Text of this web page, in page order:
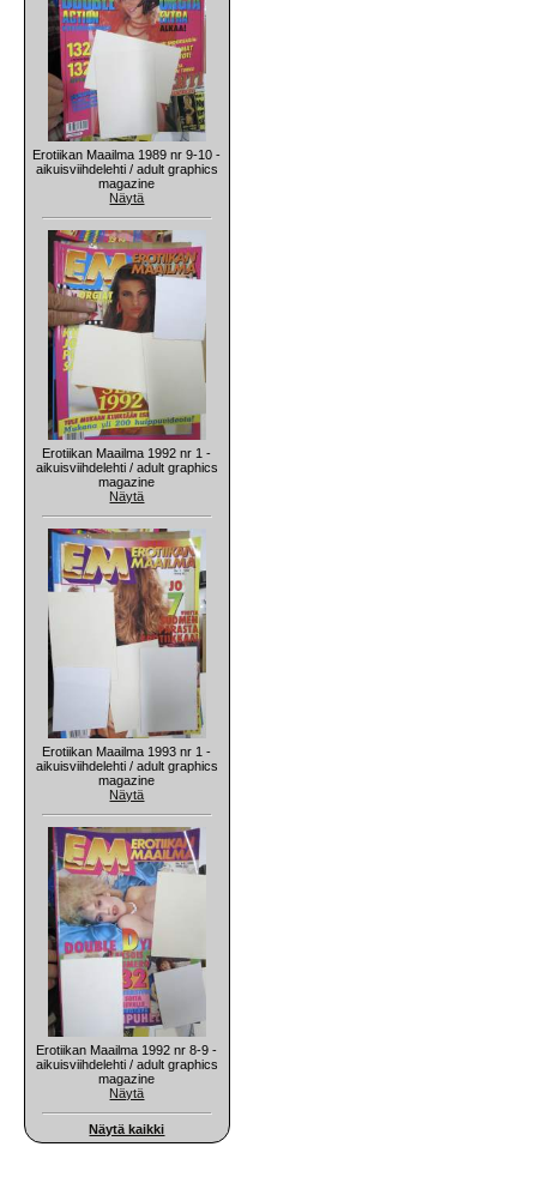
Erotiikan Maailma 1989 nr 9-10 -
aikuisviihdelehti / adult graphics
magazine
Näytä
Erotiikan Maailma 1992 nr 1 -
aikuisviihdelehti / adult graphics
magazine
Näytä
Erotiikan Maailma 1993 nr 1 -
aikuisviihdelehti / adult graphics
magazine
Näytä
Erotiikan Maailma 1992 nr 8-9 -
aikuisviihdelehti / adult graphics
magazine
Näytä
Näytä kaikki